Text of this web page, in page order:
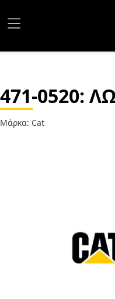
471-0520:
Μάρκα: Cat